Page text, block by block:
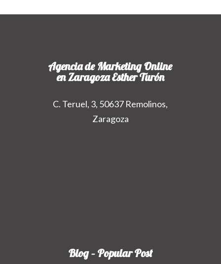
Agencia de Marketing Online
en Zaragoza Esther Turón
C. Teruel, 3, 50637 Remolinos,
Zaragoza
Blog – Popular Post